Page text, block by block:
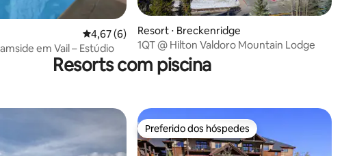
de 5, 9 avaliações4,67 de uma avaliação média de 5, 6 avaliações
4,67 (6)
em Vail – Estúdio
Resort ⋅ Breckenridge
1QT @ Hilton Valdoro Mountain Lodge
Resorts com piscina
Preferido dos hóspedes
Preferido dos hóspedes